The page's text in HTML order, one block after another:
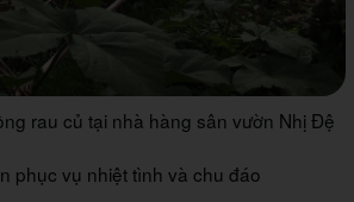
rau củ tại nhà hàng sân vườn Nhị Đệ
phục vụ nhiệt tình và chu đáo